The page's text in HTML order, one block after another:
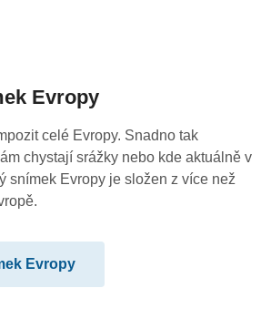
Evropy
celé Evropy. Snadno tak
chystají srážky nebo kde aktuálně v
snímek Evropy je složen z více než
Evropy